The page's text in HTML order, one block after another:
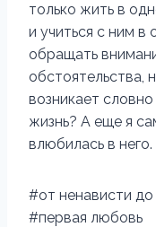
только жить в
и учиться с ним
обращать
обстоятельства,
возникает
жизнь? А еще я
влюбилась в него.
#от ненависти
#первая любовь